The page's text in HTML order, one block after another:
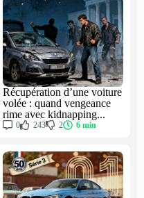
Récupération d’une voiture
volée : quand vengeance
rime avec kidnapping...
0 243 2 6 min